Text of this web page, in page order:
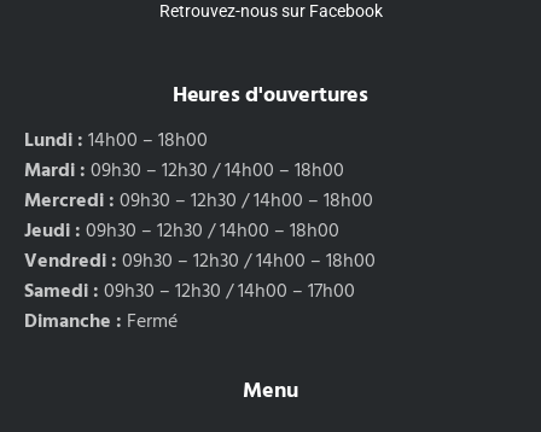
Retrouvez-nous sur Facebook
Heures d'ouvertures
Lundi :14h00 – 18h00
Mardi :09h30 – 12h30 / 14h00 – 18h00
Mercredi :09h30 – 12h30 / 14h00 – 18h00
Jeudi :09h30 – 12h30 / 14h00 – 18h00
Vendredi :09h30 – 12h30 / 14h00 – 18h00
Samedi :09h30 – 12h30 / 14h00 – 17h00
Dimanche : Fermé
Menu